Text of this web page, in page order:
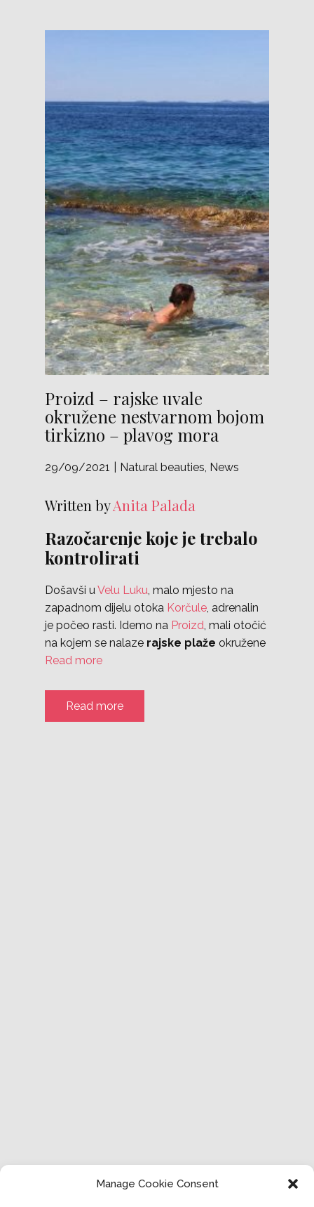
Manage Cookie Consent
Proizd – rajske uvale
okružene nestvarnom bojom
tirkizno – plavog mora
29/09/2021 Natural beauties, News
Written byAnita Palada
Razočarenje koje je trebalo
kontrolirati
Došavši uVelu Luku, malo mjesto na
zapadnom dijelu otoka Korčule, adrenalin
je počeo rasti. Idemo na Proizd, mali otočić
na kojem se nalaze rajske plaže okružene
Read more
Read more